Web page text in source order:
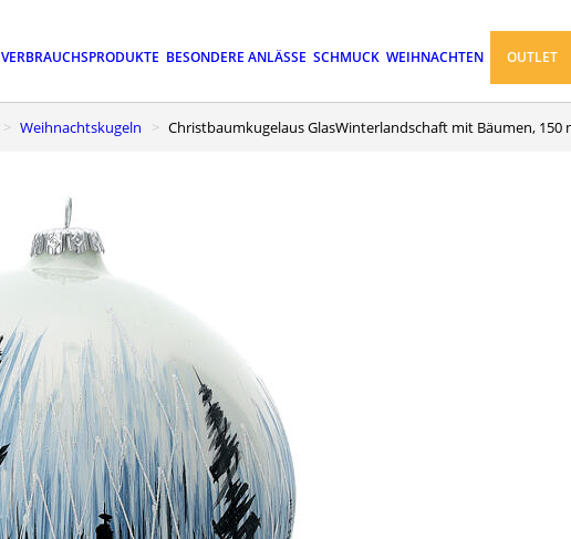
VERBRAUCHSPRODUKTE BESONDERE ANLÄSSE SCHMUCK WEIHNACHTEN OUTLET
Weihnachtskugeln Christbaumkugelaus GlasWinterlandschaft mit Bäumen, 150